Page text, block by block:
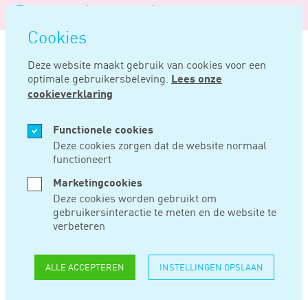
overslaan
Cookies
Deze website maakt gebruik van cookies voor een
optimale gebruikersbeleving. Lees onze
cookieverklaring
Functionele cookies
Deze cookies zorgen dat de website normaal
functioneert
Marketingcookies
Deze cookies worden gebruikt om
gebruikersinteractie te meten en de website te
verbeteren
ALLE ACCEPTEREN INSTELLINGEN OPSLAAN
Logo
Noord
Negentig
Home Nieuws
OKT 22, 2015
KLEINE SCHENKING
AAN GOED DOEL
OOK VOLLEDIG
AFTREKBAAR!